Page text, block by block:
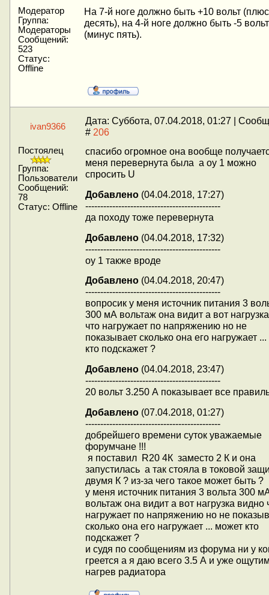
Модератор
Группа:
Модераторы
Сообщений:
523
Статус:
Offline
На 7-й ноге должно быть +10 вольт (плюс
десять), на 4-й ноге должно быть -5 вольт
(минус пять).
ivan9366
Дата: Суббота, 07.04.2018, 01:27 |
# 206
Постоялец
Группа:
Пользователи
Сообщений:
78
Статус: Offline
спасибо огромное она вообще
меня перевернута была а оу 1 можно
спросить U
Добавлено (04.04.2018, 17:27)
---------------------------------------------
да походу тоже перевернута
Добавлено (04.04.2018, 17:32)
---------------------------------------------
оу 1 также вроде
Добавлено (04.04.2018, 20:47)
---------------------------------------------
вопросик у меня источник питания 3
300 мА вольтаж она видит а вот
что нагружает по напряжению но не
показывает сколько она его нагружает
кто подскажет ?
Добавлено (04.04.2018, 23:47)
---------------------------------------------
20 вольт 3.250 А показывает все
Добавлено (07.04.2018, 01:27)
---------------------------------------------
добрейшего времени суток уважаемые
форумчане !!!
я поставил R20 4К заместо 2 К и она
запустилась а так стояла в токовой
двумя К ? из-за чего такое может быть ?
у меня источник питания 3 вольта 300
вольтаж она видит а вот нагрузка видно
нагружает по напряжению но не
сколько она его нагружает ... может кто
подскажет ?
и судя по сообщениям из форума ни у
греется а я даю всего 3.5 А и уже
нагрев радиатора